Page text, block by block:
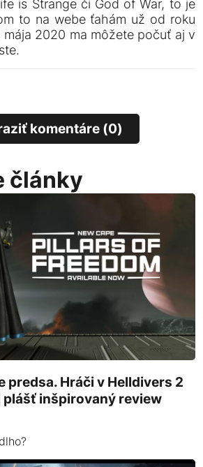
is Strange či God of War, to je
to na webe ťahám už od roku
2020 ma môžete počuť aj v
komentáre (0)
články
predsa. Hráči v Helldivers 2
plášť inšpirovaný review